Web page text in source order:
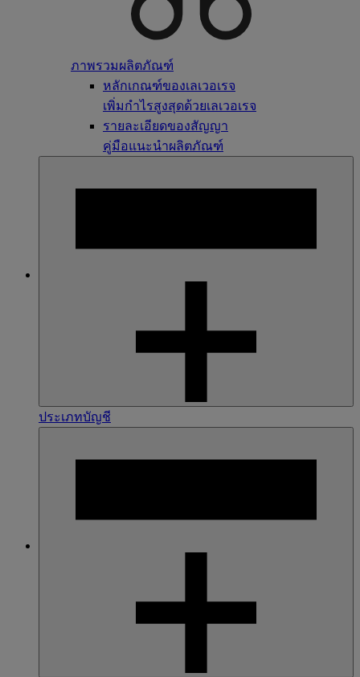
ภาพรวมผลิตภัณฑ์
หลักเกณฑ์ของเลเวอเรจ
เพิ่มกำไรสูงสุดด้วยเลเวอเรจ
รายละเอียดของสัญญา
คู่มือแนะนำผลิตภัณฑ์
ประเภทบัญชี